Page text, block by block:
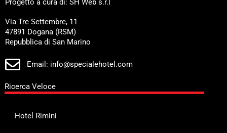
Progetto a cura di: SH Web s.r.l
Via Tre Settembre, 11
47891 Dogana (RSM)
Repubblica di San Marino
Email: info@specialehotel.com
Ricerca Veloce
Hotel Rimini